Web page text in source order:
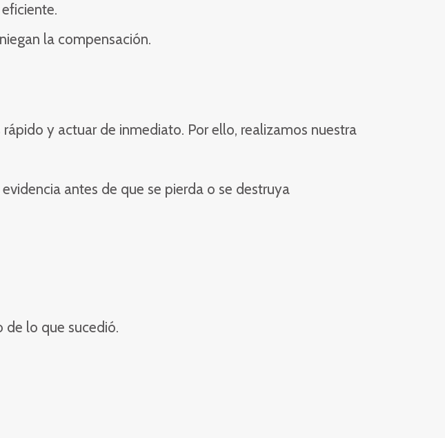
la compensación.
y actuar de inmediato. Por ello, realizamos nuestra
antes de que se pierda o se destruya
de lo que sucedió.